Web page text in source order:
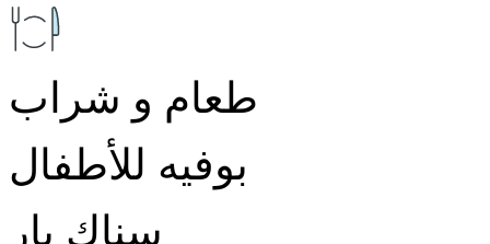
طعام و شراب
بوفيه للأطفال
سناك بار